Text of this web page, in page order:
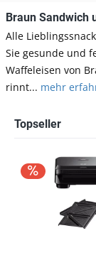
Braun Sandwich
Alle
Sie gesunde und
Waffeleisen von
rinnt... mehr
Topseller